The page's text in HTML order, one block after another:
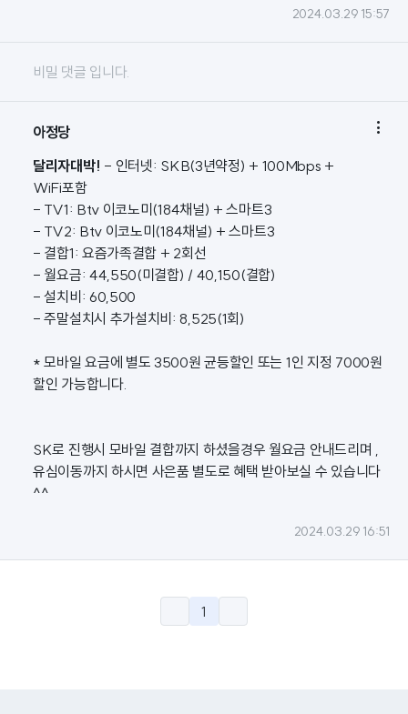
2024.03.29 15:57
비밀 댓글 입니다.
아정당 
달리자대박! - 인터넷: SKB(3년약정) + 100Mbps +
WiFi포함
- TV1: Btv 이코노미(184채널) + 스마트3
- TV2: Btv 이코노미(184채널) + 스마트3
- 결합1: 요즘가족결합 + 2회선
- 월요금: 44,550(미결합) / 40,150(결합)
- 설치비: 60,500
- 주말설치시 추가설치비: 8,525(1회)
* 모바일 요금에 별도 3500원 균등할인 또는 1인 지정 7000원
할인 가능합니다.
SK로 진행시 모바일 결합까지 하셨을경우 월요금 안내드리며 ,
유심이동까지 하시면 사은품 별도로 혜택 받아보실 수 있습니다
^^
2024.03.29 16:51
1